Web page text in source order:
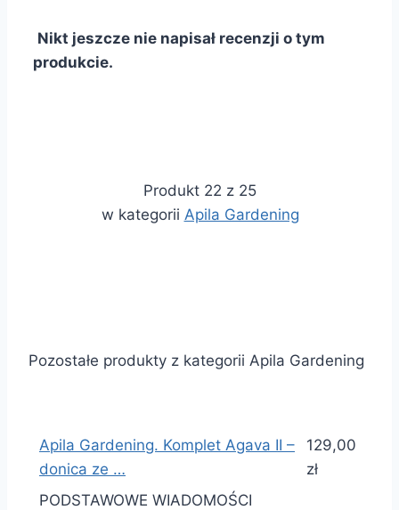
Nikt jeszcze nie napisał recenzji o tym
produkcie.
Produkt 22 z 25
w kategorii Apila Gardening
Pozostałe produkty z kategorii Apila Gardening
Apila Gardening. Komplet Agava II –
donica ze …
129,00
zł
PODSTAWOWE WIADOMOŚCI